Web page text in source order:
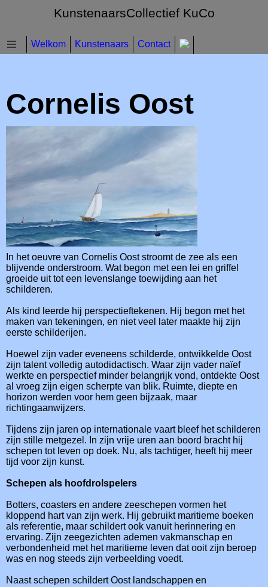
KunstenaarsCollectief KuCo
Welkom Kunstenaars Contact
Cornelis Oost
In het oeuvre van Cornelis Oost stroomt de zee als een
blijvende onderstroom. Wat begon met een lei en griffel
groeide uit tot een levenslange toewijding aan het
schilderen.
Als kind leerde hij perspectieftekenen. Hij begon met het
maken van tekeningen, en niet veel later maakte hij zijn
eerste schilderijen.
Hoewel zijn vader eveneens schilderde, ontwikkelde Oost
zijn talent volledig autodidactisch. Waar zijn vader naïef
werkte en perspectief minder belangrijk vond, ontdekte Oost
al vroeg zijn eigen scherpte van blik. Ruimte, diepte en
horizon werden voor hem geen bijzaak, maar
richtingaanwijzers.
Tijdens zijn jaren op internationale vaart bleef het schilderen
zijn stille metgezel. In zijn vrije uren aan boord bracht hij
schepen tot leven op doek. Nu, als tachtiger, heeft hij meer
tijd voor zijn kunst.
Schepen als hoofdrolspelers
Botters, coasters en andere zeeschepen vormen het
kloppend hart van zijn werk. Hij gebruikt maritieme boeken
als referentie, maar schildert ook vanuit herinnering en
ervaring. Zijn zeegezichten ademen vakmanschap en
verbondenheid met het maritieme leven dat ooit zijn beroep
was en nog steeds zijn verbeelding voedt.
Naast schepen schildert Oost landschappen en